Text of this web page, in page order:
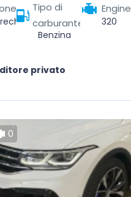
Zwijndrecht, Beveren-Kruibeke-Zwijndrecht, Sint-Niklaas, Източна Фландрия, Фландрия, 2070, Белгия
Tipo di
carburante
Benzina
Engine
320
privato
0